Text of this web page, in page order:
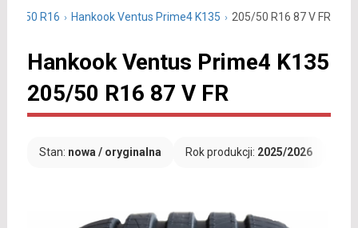
50 R16 Hankook Ventus Prime4 K135 205/50 R16 87 V FR
Hankook Ventus Prime4 K135
205/50 R16 87 V FR
Stan: nowa / oryginalna Rok produkcji: 2025/2026